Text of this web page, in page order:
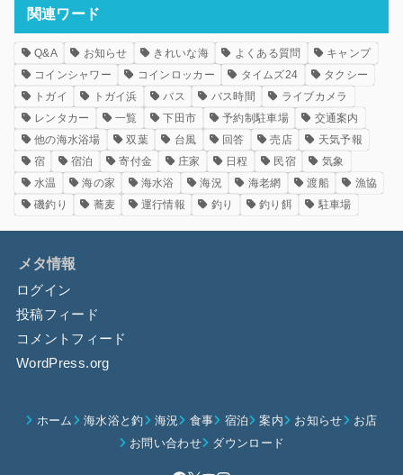
関連ワード
Q&A お知らせ きれいな海 よくある質問
キャンプ
コインシャワー
コインロッカー タイムズ24
タクシー
トガイ
トガイ浜 バス バス時間
ライブカメラ
レンタカー
一覧 下田市 予約制駐車場
交通案内
他の海水浴場
双葉 台風 回答 売店
天気予報
宿
宿泊 寄付金 庄家 日程 民宿
気象
水温
海の家 海水浴 海況 海老網 渡船
漁協
磯釣り
蕎麦 運行情報 釣り 釣り餌 駐車場
メタ情報
ログイン
投稿フィード
コメントフィード
WordPress.org
ホーム 海水浴と釣 海況 食事 宿泊 案内 お知らせ
お店
お問い合わせ
ダウンロード